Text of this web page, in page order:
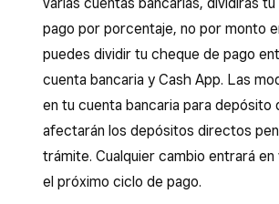
pago por porcentaje, no por monto
puedes dividir tu cheque de pago
cuenta bancaria y Cash App. Las
en tu cuenta bancaria para depósito
afectarán los depósitos directos
trámite. Cualquier cambio entrará
el próximo ciclo de pago.